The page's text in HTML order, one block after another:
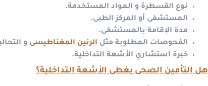
نوع القسطرة و المواد المستخدمة.
المستشفى أو المركز الطبى.
مدة الإقامة بالمستشفى.
الفحوصات المطلوبة مثل الرنين المغناطيسى و
خبرة استشاري الأشعة التداخلية.
هل التأمين الصحى يغطى الأشعة التداخلية؟